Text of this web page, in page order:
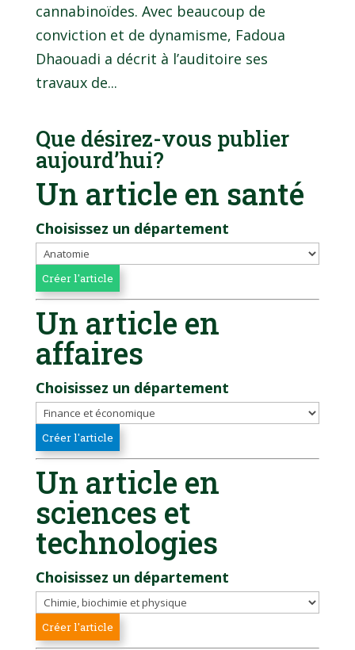
cannabinoïdes. Avec beaucoup de
conviction et de dynamisme, Fadoua
Dhaouadi a décrit à l’auditoire ses
travaux de...
Que désirez-vous publier
aujourd’hui?
Un article en santé
Choisissez un département
Un article en
affaires
Choisissez un département
Un article en
sciences et
technologies
Choisissez un département